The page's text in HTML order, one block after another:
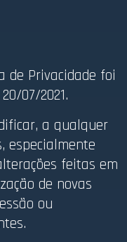
de Privacidade foi
07/2021.
a qualquer
especialmente
feitas em
de novas
ou